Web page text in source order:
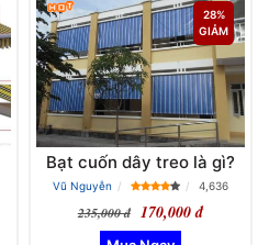
28%
GIẢM
Bạt cuốn dây treo là gì?
Vũ Nguyễn 4,636
235,000 đ 170,000 đ